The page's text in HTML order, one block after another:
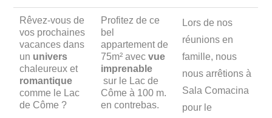
Rêvez-vous de
vos prochaines
vacances dans
un univers
chaleureux et
romantique
comme le Lac
de Côme ?
Profitez de ce
bel
appartement de
75m² avecvue
imprenable
sur le Lac de
Côme à 100 m.
en contrebas.
Lors de nos
réunions en
famille, nous
nous arrêtions à
Sala Comacina
pour le